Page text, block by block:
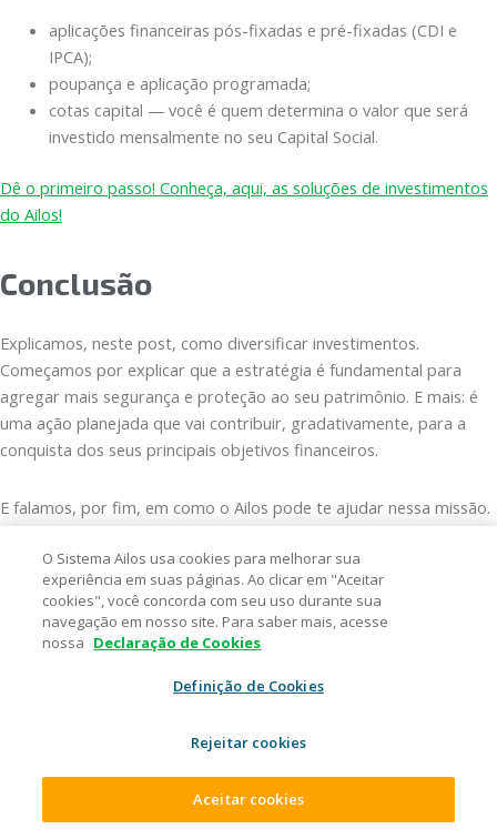
aplicações financeiras pós-fixadas e pré-fixadas (CDI e
IPCA);
poupança e aplicação programada;
cotas capital — você é quem determina o valor que será
investido mensalmente no seu Capital Social.
Dê o primeiro passo! Conheça, aqui, as soluções de investimentos
do Ailos!
Conclusão
Explicamos, neste post, como diversificar investimentos.
Começamos por explicar que a estratégia é fundamental para
agregar mais segurança e proteção ao seu patrimônio. E mais: é
uma ação planejada que vai contribuir, gradativamente, para a
conquista dos seus principais objetivos financeiros.
E falamos, por fim, em como o Ailos pode te ajudar nessa missão.
Tire suas dúvidas com a nossa equipe, conheça os produtos
financeiros Ailos e comece, hoje mesmo, a sua trajetória de
sucesso no mundo dos investimentos!
Dê o primeiro passo no mundo dos investimentos. Veja
O Sistema Ailos usa cookies para melhorar sua
experiência em suas páginas. Ao clicar em "Aceitar
cookies", você concorda com seu uso durante sua
navegação em nosso site. Para saber mais, acesse
nossa Declaração de Cookies
Definição de Cookies
Rejeitar cookies
Aceitar cookies